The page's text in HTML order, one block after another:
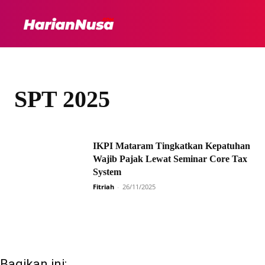
SPT 2025
IKPI Mataram Tingkatkan Kepatuhan
Wajib Pajak Lewat Seminar Core Tax
System
Fitriah - 26/11/2025